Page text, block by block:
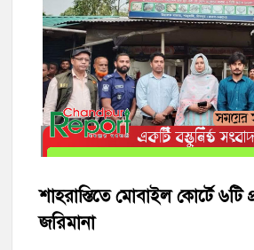
মতলব উত্তরে সোনালী লাইফ ইন্সুইরেন্স
চেক বিতরণ
হাজীগঞ্জ ডিগ্রি কলেজ গভীর শ্রদ্ধার সঙ্গে জুলাই
শহীদকে স্মরণ
হাজীগঞ্জের যুবধারা সমবায় ক্ষুদ্রঋণ পুনরায়
টাকা পরিশোধ করা হবে
হাজীগঞ্জের বাকিলা উবির অভিভাবক সদস্য
পেলেন
শাহরাস্তিতে মোবাইল কোর্টে ৬টি
জরিমানা